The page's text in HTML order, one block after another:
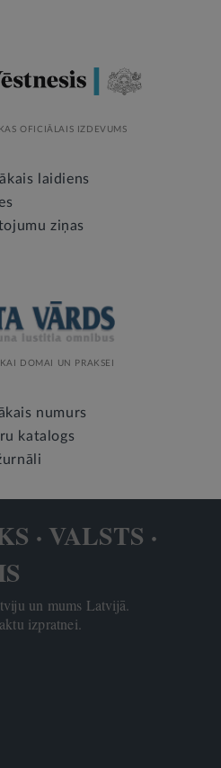
OFICIĀLAIS IZDEVUMS
laidiens
ziņas
DOMAI UN PRAKSEI
numurs
katalogs
· VALSTS ·
un mums Latvijā.
izpratnei.